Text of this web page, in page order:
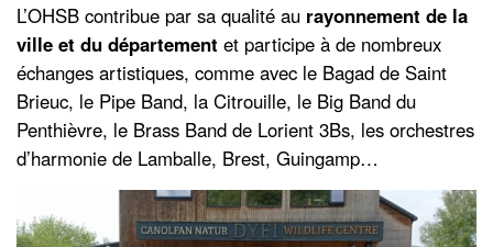
L’OHSB contribue par sa qualité au rayonnement de la
ville et du département et participe à de nombreux
échanges artistiques, comme avec le Bagad de Saint
Brieuc, le Pipe Band, la Citrouille, le Big Band du
Penthièvre, le Brass Band de Lorient 3Bs, les orchestres
d’harmonie de Lamballe, Brest, Guingamp…